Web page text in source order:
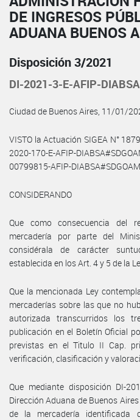
DE INGRESOS
ADUANA BUENOS
Disposición 3/2021
DI-2021-3-E-AFIP-
Ciudad de Buenos Aires, 11/01/
VISTO la Actuación SIGEA N°
2020-170-E-AFIP-
00799815-AFIP-
CONSIDERANDO
Que como consecuencia del
mercadería por parte del
considérala de carácter
establecida en los Art. 4 y 5 de la
Que la mencionada Ley
mercaderías sobre las que no
autorizada transcurridos los
publicación en el Boletín Oficial
previstas en el Titulo II Cap.
verificación, clasificación y
Que mediante disposición DI-
Dirección Aduana de Buenos
de la mercadería identificada